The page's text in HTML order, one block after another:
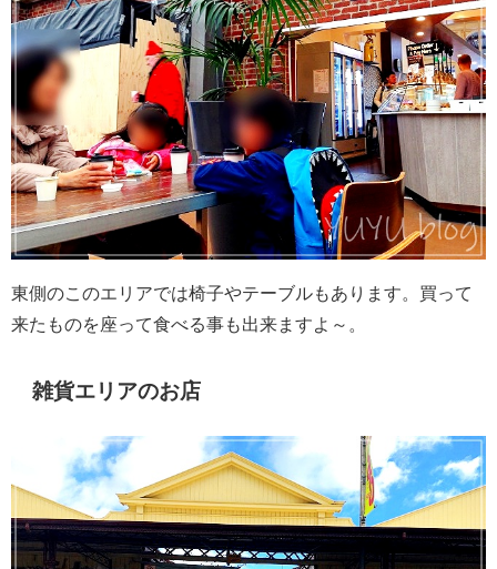
東側のこのエリアでは椅子やテーブルもあります。買って
来たものを座って食べる事も出来ますよ～。
雑貨エリアのお店